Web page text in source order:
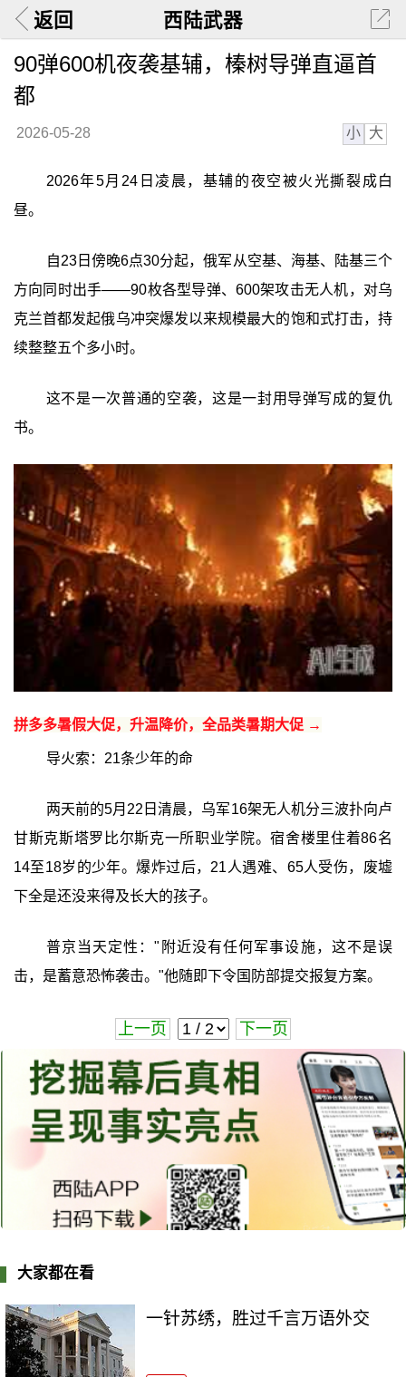
返回 西陆武器
90弹600机夜袭基辅，榛树导弹直逼首
都
2026-05-28 小 大
2026年5月24日凌晨，基辅的夜空被火光撕裂成白
昼。
自23日傍晚6点30分起，俄军从空基、海基、陆基三个
方向同时出手——90枚各型导弹、600架攻击无人机，对乌
克兰首都发起俄乌冲突爆发以来规模最大的饱和式打击，持
续整整五个多小时。
这不是一次普通的空袭，这是一封用导弹写成的复仇
书。
拼多多暑假大促，升温降价，全品类暑期大促 →
导火索：21条少年的命
两天前的5月22日清晨，乌军16架无人机分三波扑向卢
甘斯克斯塔罗比尔斯克一所职业学院。宿舍楼里住着86名
14至18岁的少年。爆炸过后，21人遇难、65人受伤，废墟
下全是还没来得及长大的孩子。
普京当天定性："附近没有任何军事设施，这不是误
击，是蓄意恐怖袭击。"他随即下令国防部提交报复方案。
上一页 下一页
大家都在看
一针苏绣，胜过千言万语外交